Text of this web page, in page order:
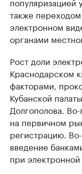
также
электронном
органами
Рост доли
Краснодарском
факторами,
Кубанской
Долгополова.
на первичном
регистрацию.
введение
при электронной